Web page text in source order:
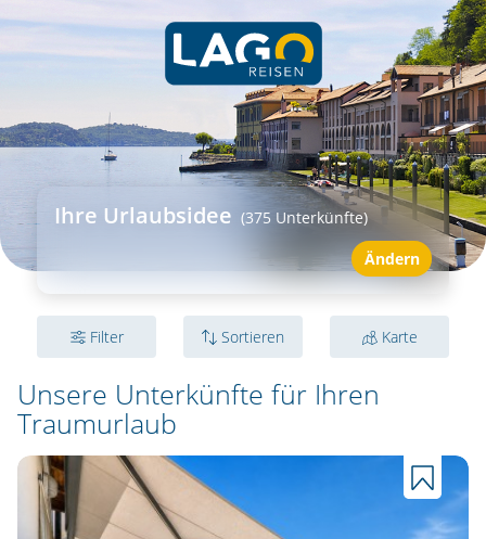
Ihre Urlaubsidee (375 Unterkünfte)
Ändern
Filter Sortieren Karte
Unsere Unterkünfte für Ihren
Traumurlaub